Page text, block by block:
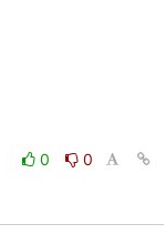
0
0